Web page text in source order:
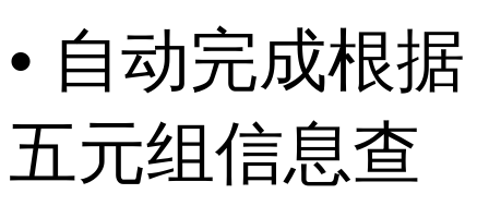
• 自动完成根据
五元组信息查